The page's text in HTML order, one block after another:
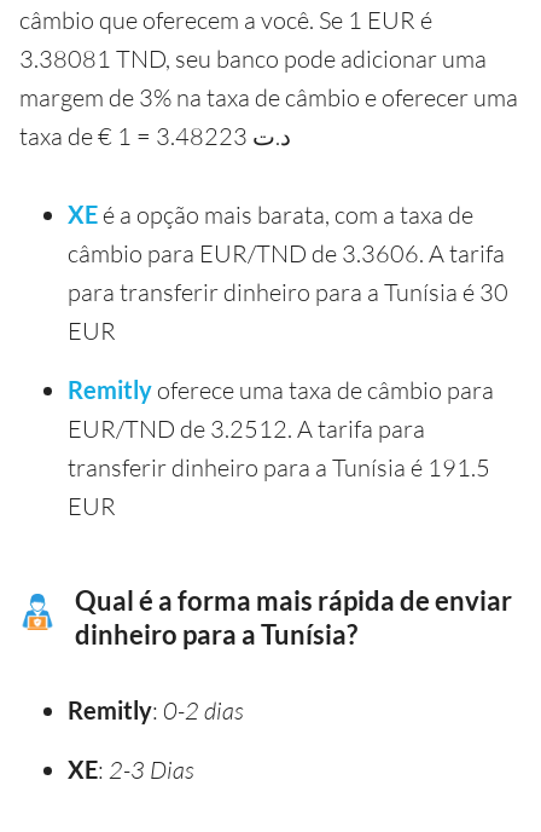
câmbio que oferecem a você. Se 1 EUR é
3.38081 TND, seu banco pode adicionar uma
margem de 3% na taxa de câmbio e oferecer uma
taxa de € 1 = 3.48223 ‎د.ت
XE é a opção mais barata, com a taxa de
câmbio para EUR/TND de 3.3606. A tarifa
para transferir dinheiro para a Tunísia é 30
EUR
Remitly oferece uma taxa de câmbio para
EUR/TND de 3.2512. A tarifa para
transferir dinheiro para a Tunísia é 191.5
EUR
Qual é a forma mais rápida de enviar
dinheiro para a Tunísia?
Remitly: 0-2 dias
XE: 2-3 Dias